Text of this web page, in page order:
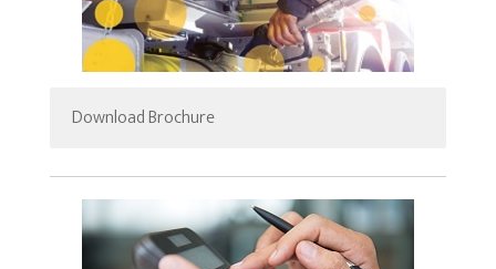
Download Brochure